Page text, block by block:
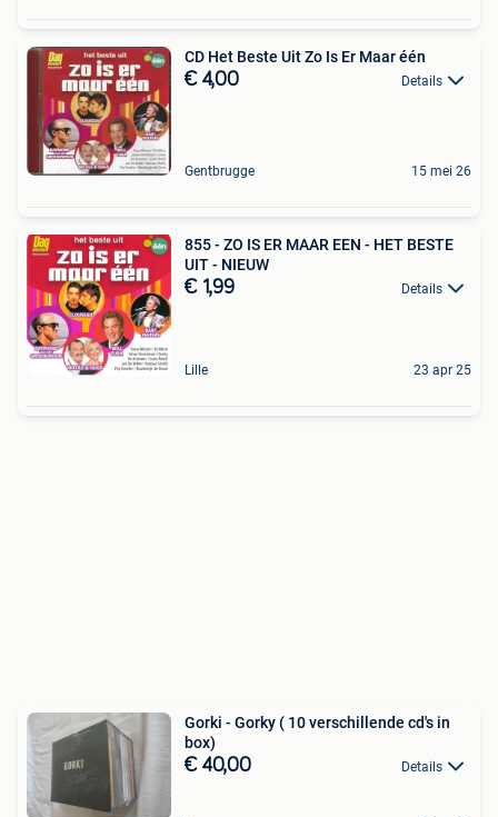
CD Het Beste Uit Zo Is Er Maar één
€ 4,00 Details
Gentbrugge 15 mei 26
855 - ZO IS ER MAAR EEN - HET BESTE
UIT - NIEUW
€ 1,99 Details
Lille 23 apr 25
Gorki - Gorky ( 10 verschillende cd's in
box)
€ 40,00 Details